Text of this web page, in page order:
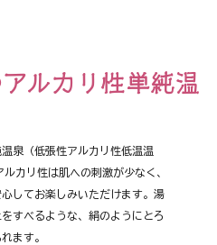
ルカリ性単純温
泉（低張性アルカリ性低温温
カリ性は肌への刺激が少なく、
してお楽しみいただけます。湯
すべるような、絹のようにとろ
ます。